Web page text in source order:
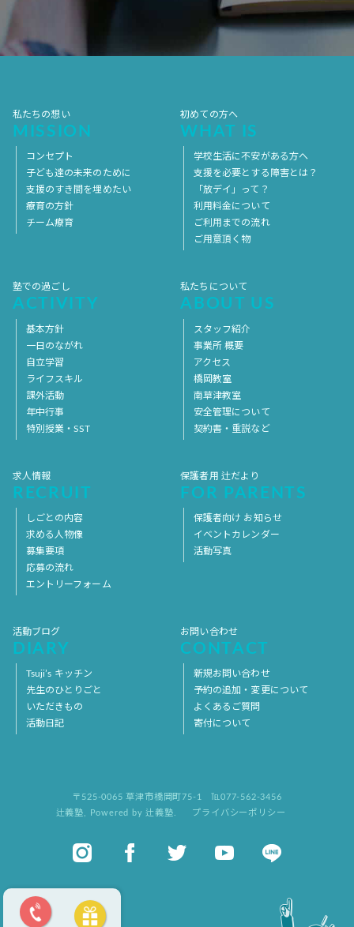
2017年5月
2017年4月
私たちの想い
MISSION
コンセプト
子ども達の未来のために
支援のすき間を埋めたい
療育の方針
チーム療育
初めての方へ
WHAT IS
学校生活に不安がある方へ
支援を必要とする障害とは？
「放デイ」って？
利用料金について
ご利用までの流れ
ご用意頂く物
塾での過ごし
ACTIVITY
基本方針
一日のながれ
自立学習
ライフスキル
課外活動
年中行事
特別授業・SST
私たちについて
ABOUT US
スタッフ紹介
事業所 概要
アクセス
橋岡教室
南草津教室
安全管理について
契約書・重説など
求人情報
RECRUIT
しごとの内容
求める人物像
募集要項
応募の流れ
エントリーフォーム
保護者用 辻だより
FOR PARENTS
保護者向け お知らせ
イベントカレンダー
活動写真
活動ブログ
DIARY
Tsuji’s キッチン
先生のひとりごと
いただきもの
活動日記
お問い合わせ
CONTACT
新規お問い合わせ
予約の追加・変更について
よくあるご質問
寄付について
〒525-0065 草津市橋岡町75-1
℡077-562-3456
辻義塾, Powered by 辻義塾. プライバシーポリシー